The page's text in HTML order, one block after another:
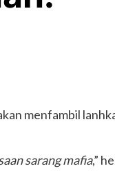
menfambil
sarang mafia,”